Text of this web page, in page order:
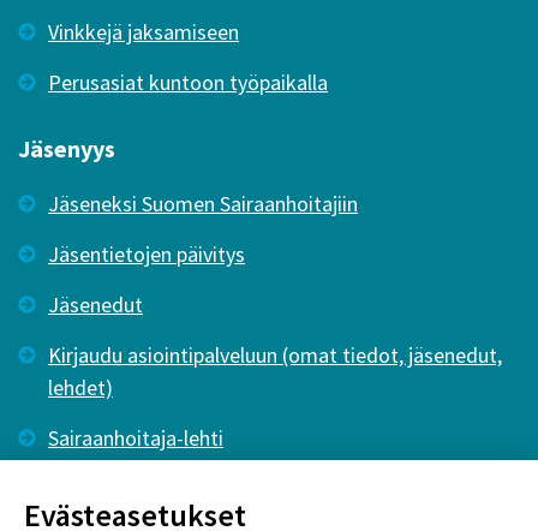
Vinkkejä jaksamiseen
Perusasiat kuntoon työpaikalla
Jäsenyys
Jäseneksi Suomen Sairaanhoitajiin
Jäsentietojen päivitys
Jäsenedut
Kirjaudu asiointipalveluun (omat tiedot, jäsenedut,
lehdet)
Sairaanhoitaja-lehti
Evästeasetukset